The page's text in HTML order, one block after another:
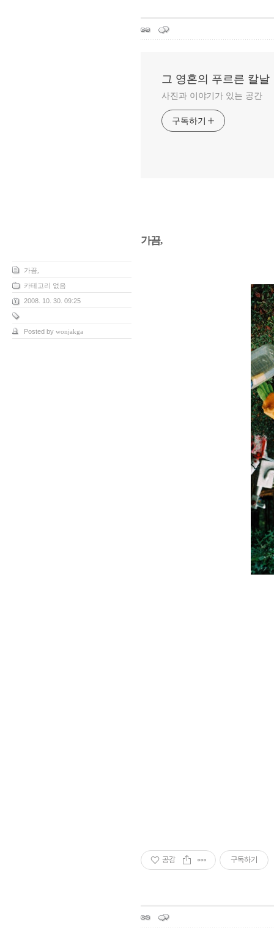
그 영혼의 푸르른 칼날
사진과 이야기가 있는 공간
구독하기
가끔,
카테고리 없음
2008. 10. 30. 09:25
Posted by wonjakga
가끔,
공감 구독하기